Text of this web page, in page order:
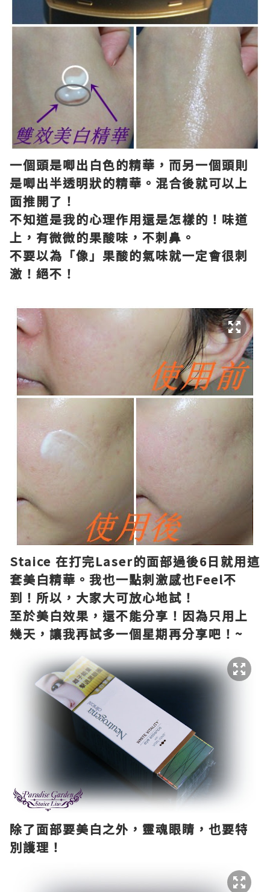
一個頭是唧出白色的精華，而另一個頭則
是唧出半透明狀的精華。混合後就可以上
面推開了！
不知道是我的心理作用還是怎樣的！味道
上，有微微的果酸味，不刺鼻。
不要以為「像」果酸的氣味就一定會很刺
激！絕不！
Staice 在打完Laser的面部過後6日就用這
套美白精華。我也一點刺激感也Feel不
到！所以，大家大可放心地試！
至於美白效果，還不能分享！因為只用上
幾天，讓我再試多一個星期再分享吧！~
除了面部要美白之外，靈魂眼睛，也要特
別護理！